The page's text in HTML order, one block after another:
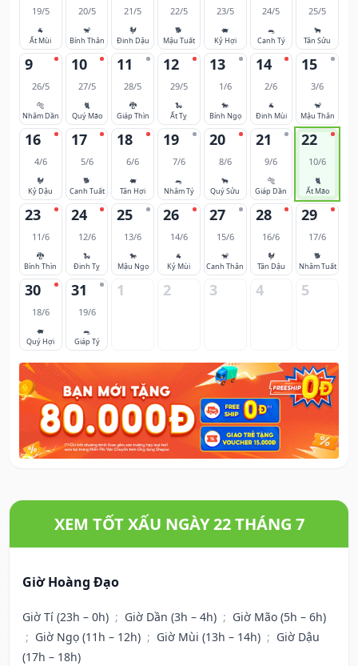
19/5
🐐
Ất Mùi
20/5
🐒
Bính Thân
21/5
🐓
Đinh Dậu
22/5
🐕
Mậu Tuất
23/5
🐖
Kỷ Hợi
24/5
🐀
Canh Tý
25/5
🐂
Tân Sửu
9
26/5
🐅
Nhâm Dần
10
27/5
🐈
Quý Mão
11
28/5
🐉
Giáp Thìn
12
29/5
🐍
Ất Tỵ
13
1/6
🐎
Bính Ngọ
14
2/6
🐐
Đinh Mùi
15
3/6
🐒
Mậu Thân
16
4/6
🐓
Kỷ Dậu
17
5/6
🐕
Canh Tuất
18
6/6
🐖
Tân Hợi
19
7/6
🐀
Nhâm Tý
20
8/6
🐂
Quý Sửu
21
9/6
🐅
Giáp Dần
22
10/6
🐈
Ất Mão
23
11/6
🐉
Bính Thìn
24
12/6
🐍
Đinh Tỵ
25
13/6
🐎
Mậu Ngọ
26
14/6
🐐
Kỷ Mùi
27
15/6
🐒
Canh Thân
28
16/6
🐓
Tân Dậu
29
17/6
🐕
Nhâm Tuất
30
18/6
🐖
Quý Hợi
31
19/6
🐀
Giáp Tý
1 2 3 4 5
XEM TỐT XẤU NGÀY 22 THÁNG 7
Giờ Hoàng Đạo
Giờ Tí (23h – 0h) ; Giờ Dần (3h – 4h) ; Giờ Mão (5h – 6h)
; Giờ Ngọ (11h – 12h) ; Giờ Mùi (13h – 14h) ; Giờ Dậu
(17h – 18h)